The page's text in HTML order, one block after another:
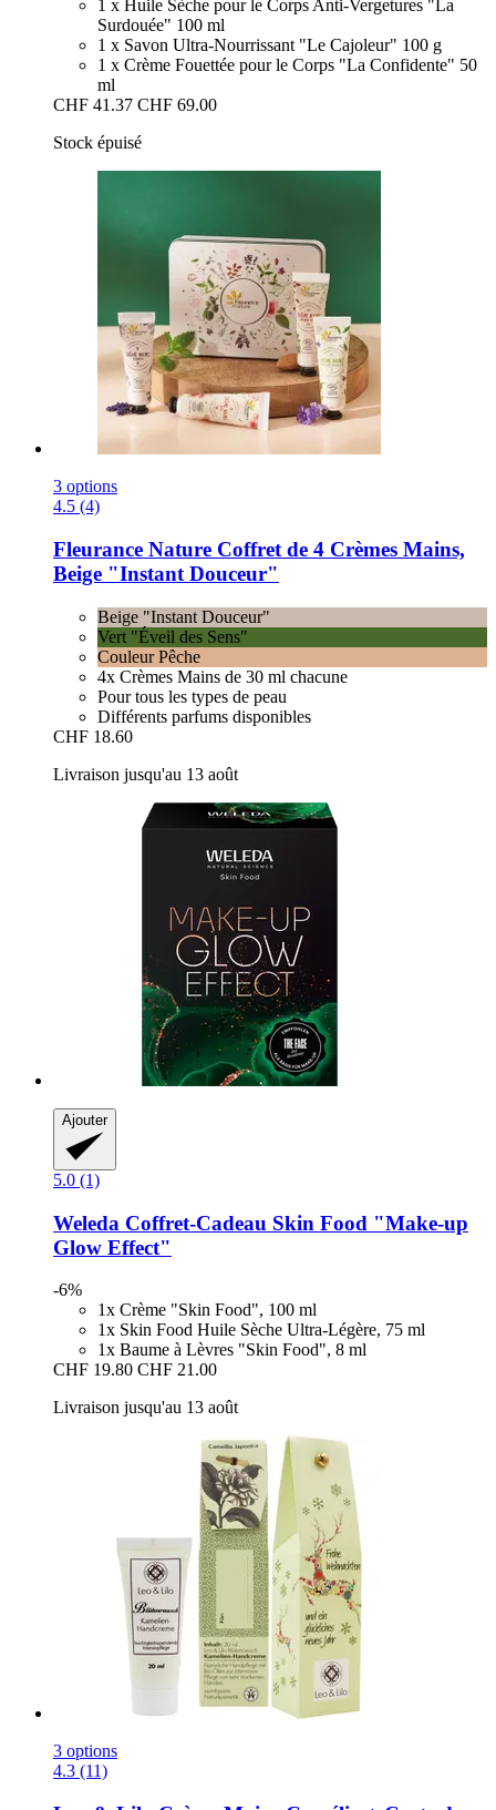
1 x Huile Sèche pour le Corps Anti-Vergetures "La
Surdouée" 100 ml
1 x Savon Ultra-Nourrissant "Le Cajoleur" 100 g
1 x Crème Fouettée pour le Corps "La Confidente" 50
ml
CHF 41.37 CHF 69.00
Stock épuisé
3 options
4.5 (4)
Fleurance Nature Coffret de 4 Crèmes Mains,
Beige "Instant Douceur"
Beige "Instant Douceur"
Vert "Éveil des Sens"
Couleur Pêche
4x Crèmes Mains de 30 ml chacune
Pour tous les types de peau
Différents parfums disponibles
CHF 18.60
Livraison jusqu'au 13 août
Ajouter
5.0 (1)
Weleda Coffret-​Cadeau Skin Food "Make-​up
Glow Effect"
-6%
1x Crème "Skin Food", 100 ml
1x Skin Food Huile Sèche Ultra-Légère, 75 ml
1x Baume à Lèvres "Skin Food", 8 ml
CHF 19.80 CHF 21.00
Livraison jusqu'au 13 août
3 options
4.3 (11)